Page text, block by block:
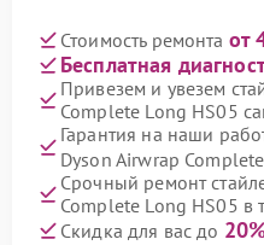
Стоимость ремонта от
Бесплатная
Привезем и увезем
Complete Long HS05
Гарантия на наши
Dyson Airwrap
Срочный ремонт
Complete Long HS05 в
Скидка для вас до